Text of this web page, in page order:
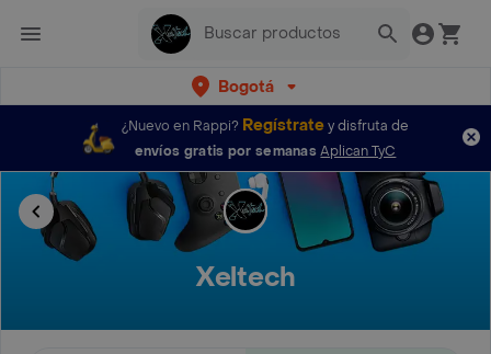
Bogotá
¿Nuevo en Rappi? Regístratey disfruta de
envíos gratis por semanas Aplican TyC
Xeltech